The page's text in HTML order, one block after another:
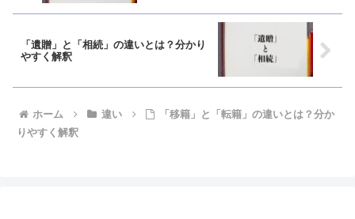
「遺贈」と「相続」の違いとは？分かり
やすく解釈
ホーム 違い
「移籍」と「転籍」の違いとは？分か
りやすく解釈